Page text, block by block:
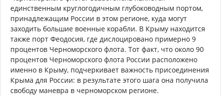
единственным круглогодичным глубоководным портом,
принадлежащим России в этом регионе, куда могут
заходить большие военные корабли. В Крыму находится
также порт Феодосия, где дислоцировано примерно 9
процентов Черноморского флота. Тот факт, что около 90
процентов Черноморского флота России расположено
именно в Крыму, подчеркивает важность присоединения
Крыма для России: в результате этого шага она получила
свободу маневра в черноморском регионе.